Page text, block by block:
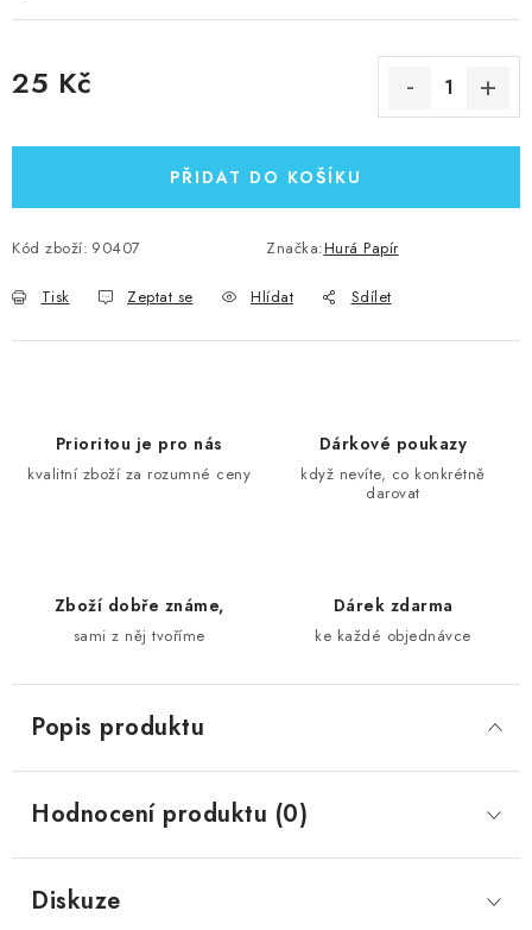
25 Kč
PŘIDAT DO KOŠÍKU
Kód zboží: 90407 Značka:Hurá Papír
Tisk Zeptat se Hlídat Sdílet
Prioritou je pro nás
kvalitní zboží za rozumné ceny
Dárkové poukazy
když nevíte, co konkrétně
darovat
Zboží dobře známe,
sami z něj tvoříme
Dárek zdarma
ke každé objednávce
Popis produktu
Hodnocení produktu (0)
Diskuze